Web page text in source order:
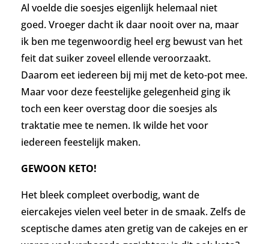
Al voelde die soesjes eigenlijk helemaal niet
goed.Vroeger dacht ik daar nooit over na, maar
ik ben me tegenwoordig heel erg bewust van het
feit dat suiker zoveel ellende veroorzaakt.
Daarom eet iedereen bij mij met de keto-pot mee.
Maar voor deze feestelijke gelegenheid ging ik
toch een keer overstag door die soesjes als
traktatie mee te nemen. Ik wilde het voor
iedereen feestelijk maken.
GEWOON KETO!
Het bleek compleet overbodig, want de
eiercakejes vielen veel beter in de smaak. Zelfs de
sceptische dames aten gretig van de cakejes en er